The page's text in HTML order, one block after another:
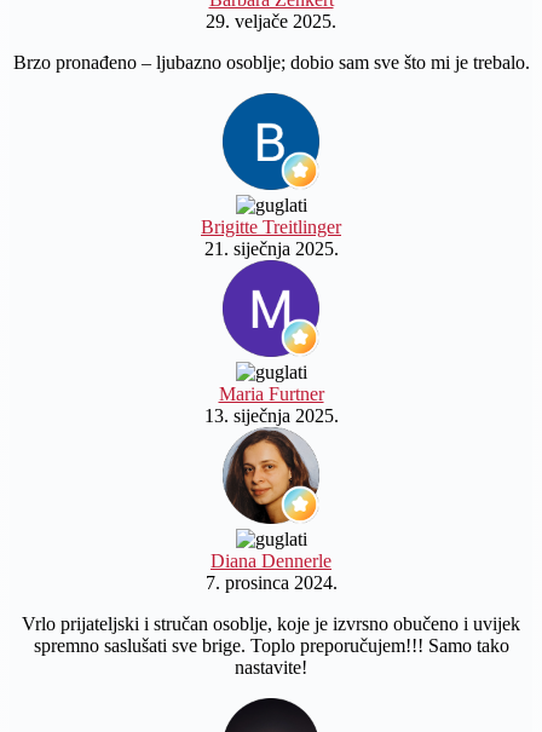
29. veljače 2025.
Brzo pronađeno – ljubazno osoblje; dobio sam sve što mi je trebalo.
Brigitte Treitlinger
21. siječnja 2025.
Maria Furtner
13. siječnja 2025.
Diana Dennerle
7. prosinca 2024.
Vrlo prijateljski i stručan osoblje, koje je izvrsno obučeno i uvijek
spremno saslušati sve brige. Toplo preporučujem!!! Samo tako
nastavite!